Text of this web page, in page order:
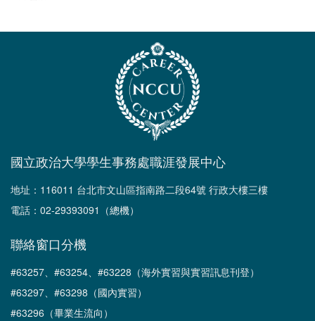
國立政治大學學生事務處職涯發展中心
地址：116011 台北市文山區指南路二段64號 行政大樓三樓
電話：02-29393091（總機）
聯絡窗口分機
#63257、#63254、#63228（海外實習與實習訊息刊登）
#63297、#63298（國內實習）
#63296（畢業生流向）